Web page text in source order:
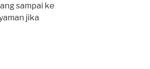
sampai ke
jika